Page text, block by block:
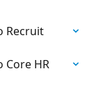
Recruit
HR